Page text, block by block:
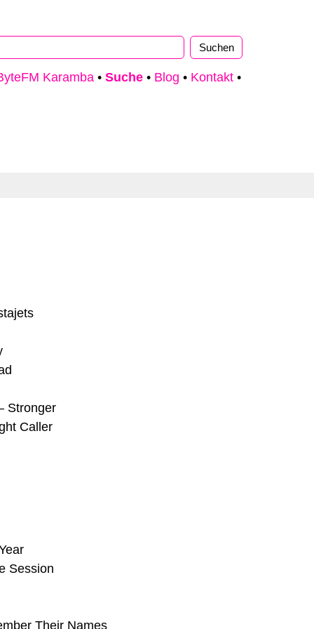
Karamba • Suche • Blog • Kontakt •
Stronger
Caller
Session
Their Names